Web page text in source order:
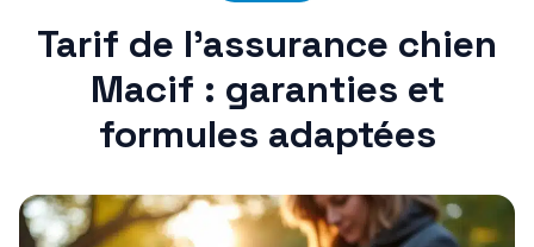
Tarif de l’assurance chien
Macif : garanties et
formules adaptées